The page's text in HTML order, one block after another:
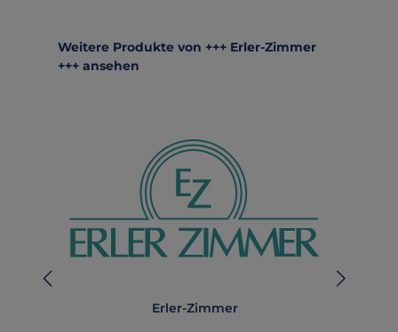
Produktgalerie überspringen
Weitere Produkte von +++ Erler-Zimmer
+++ ansehen
Erler-Zimmer